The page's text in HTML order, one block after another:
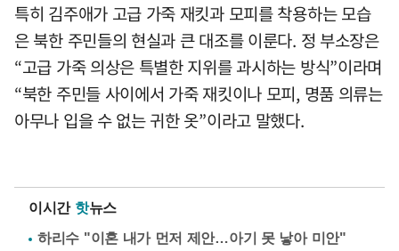
특히 김주애가 고급 가죽 재킷과 모피를 착용하는 모습
은 북한 주민들의 현실과 큰 대조를 이룬다. 정 부소장은
“고급 가죽 의상은 특별한 지위를 과시하는 방식”이라며
“북한 주민들 사이에서 가죽 재킷이나 모피, 명품 의류는
아무나 입을 수 없는 귀한 옷”이라고 말했다.
이시간 핫뉴스
하리수 "이혼 내가 먼저 제안…아기 못 낳아 미안"